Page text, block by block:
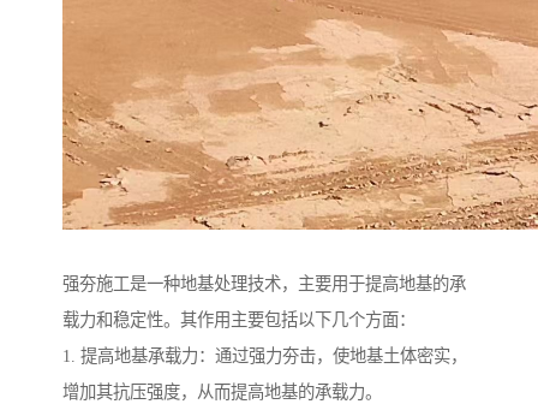
强夯施工是一种地基处理技术，主要用于提高地基的承
载力和稳定性。其作用主要包括以下几个方面：
1. 提高地基承载力：通过强力夯击，使地基土体密实，
增加其抗压强度，从而提高地基的承载力。